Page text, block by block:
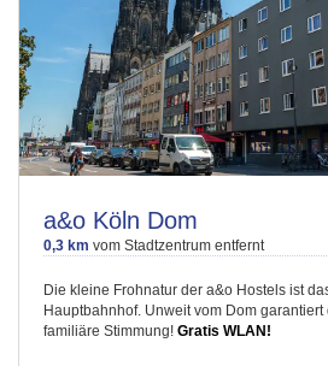
a&o Köln Dom
0,3 km vom Stadtzentrum entfernt
Die kleine Frohnatur der a&o Hostels ist
Hauptbahnhof. Unweit vom Dom
familiäre Stimmung! Gratis WLAN!